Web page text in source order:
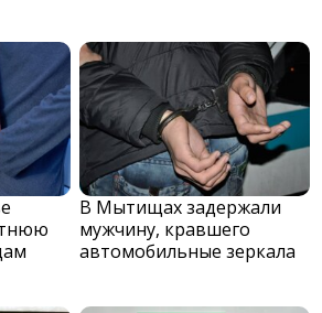
В Мытищах задержали
мужчину, кравшего
автомобильные зеркала